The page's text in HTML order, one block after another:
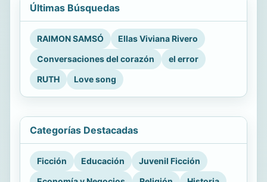
Últimas Búsquedas
RAIMON SAMSÓ
Ellas Viviana Rivero
Conversaciones del corazón
el error
RUTH
Love song
Categorías Destacadas
Ficción Educación
Juvenil Ficción